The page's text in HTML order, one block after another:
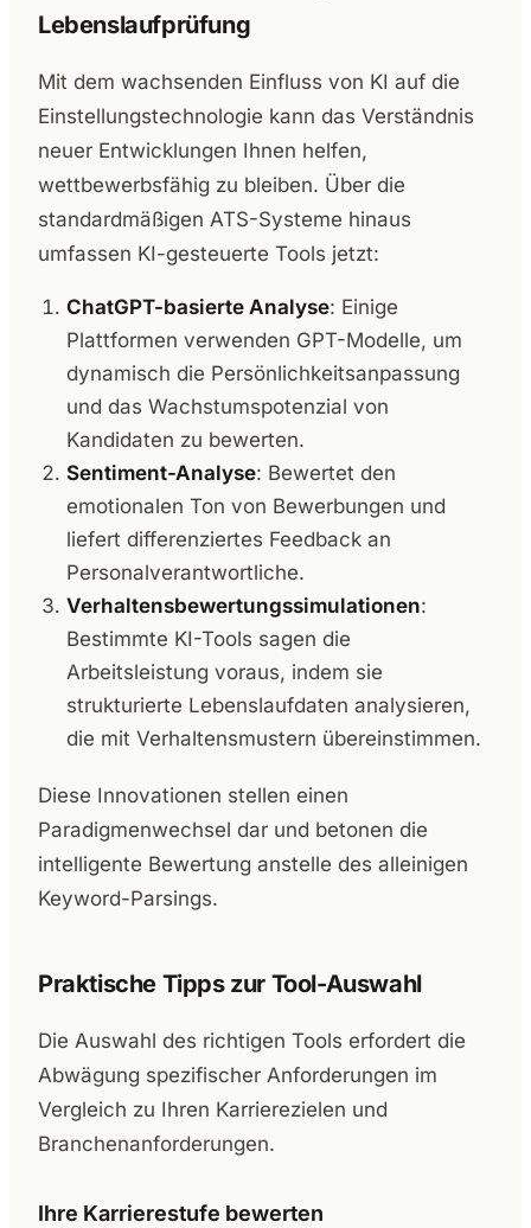
Lebenslaufprüfung
Mit dem wachsenden Einfluss von KI auf die
Einstellungstechnologie kann das Verständnis
neuer Entwicklungen Ihnen helfen,
wettbewerbsfähig zu bleiben. Über die
standardmäßigen ATS-Systeme hinaus
umfassen KI-gesteuerte Tools jetzt:
ChatGPT-basierte Analyse: Einige
Plattformen verwenden GPT-Modelle, um
dynamisch die Persönlichkeitsanpassung
und das Wachstumspotenzial von
Kandidaten zu bewerten.
Sentiment-Analyse: Bewertet den
emotionalen Ton von Bewerbungen und
liefert differenziertes Feedback an
Personalverantwortliche.
Verhaltensbewertungssimulationen:
Bestimmte KI-Tools sagen die
Arbeitsleistung voraus, indem sie
strukturierte Lebenslaufdaten analysieren,
die mit Verhaltensmustern übereinstimmen.
Diese Innovationen stellen einen
Paradigmenwechsel dar und betonen die
intelligente Bewertung anstelle des alleinigen
Keyword-Parsings.
Praktische Tipps zur Tool-Auswahl
Die Auswahl des richtigen Tools erfordert die
Abwägung spezifischer Anforderungen im
Vergleich zu Ihren Karrierezielen und
Branchenanforderungen.
Ihre Karrierestufe bewerten